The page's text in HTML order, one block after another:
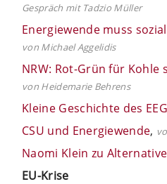
Gespräch mit Tadzio Müller
Energiewende muss
von Michael Aggelidis
NRW: Rot-Grün für
von Heidemarie Behrens
Kleine Geschichte des EEG
CSU und Energiewende,
Naomi Klein zu
EU-Krise